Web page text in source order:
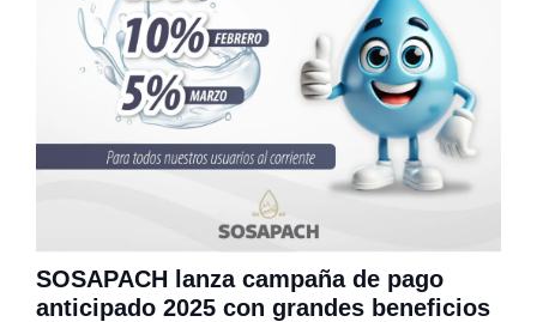
SOSAPACH lanza campaña de pago
anticipado 2025 con grandes beneficios